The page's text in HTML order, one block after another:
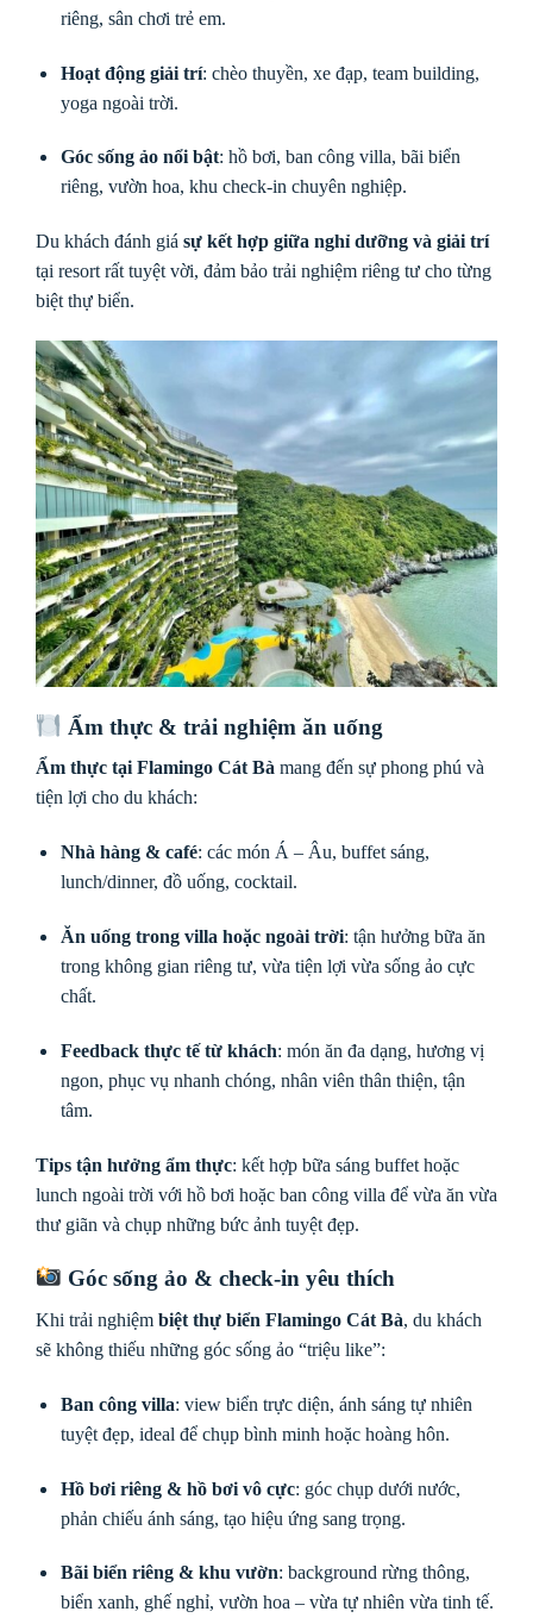
riêng, sân chơi trẻ em.
Hoạt động giải trí: chèo thuyền, xe đạp, team building,
yoga ngoài trời.
Góc sống ảo nổi bật: hồ bơi, ban công villa, bãi biển
riêng, vườn hoa, khu check-in chuyên nghiệp.
Du khách đánh giá sự kết hợp giữa nghỉ dưỡng và giải trí
tại resort rất tuyệt vời, đảm bảo trải nghiệm riêng tư cho từng
biệt thự biển.
Ẩm thực & trải nghiệm ăn uống
Ẩm thực tại Flamingo Cát Bà mang đến sự phong phú và
tiện lợi cho du khách:
Nhà hàng & café: các món Á – Âu, buffet sáng,
lunch/dinner, đồ uống, cocktail.
Ăn uống trong villa hoặc ngoài trời: tận hưởng bữa ăn
trong không gian riêng tư, vừa tiện lợi vừa sống ảo cực
chất.
Feedback thực tế từ khách: món ăn đa dạng, hương vị
ngon, phục vụ nhanh chóng, nhân viên thân thiện, tận
tâm.
Tips tận hưởng ẩm thực: kết hợp bữa sáng buffet hoặc
lunch ngoài trời với hồ bơi hoặc ban công villa để vừa ăn vừa
thư giãn và chụp những bức ảnh tuyệt đẹp.
Góc sống ảo & check-in yêu thích
Khi trải nghiệm biệt thự biển Flamingo Cát Bà, du khách
sẽ không thiếu những góc sống ảo “triệu like”:
Ban công villa: view biển trực diện, ánh sáng tự nhiên
tuyệt đẹp, ideal để chụp bình minh hoặc hoàng hôn.
Hồ bơi riêng & hồ bơi vô cực: góc chụp dưới nước,
phản chiếu ánh sáng, tạo hiệu ứng sang trọng.
Bãi biển riêng & khu vườn: background rừng thông,
biển xanh, ghế nghỉ, vườn hoa – vừa tự nhiên vừa tinh tế.